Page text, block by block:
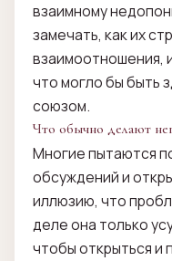
взаимному
замечать, как их
взаимоотношения,
что могло бы быть
союзом.
Что обычно делают
Многие пытаются
обсуждений и
иллюзию, что
деле она только
чтобы открыться и